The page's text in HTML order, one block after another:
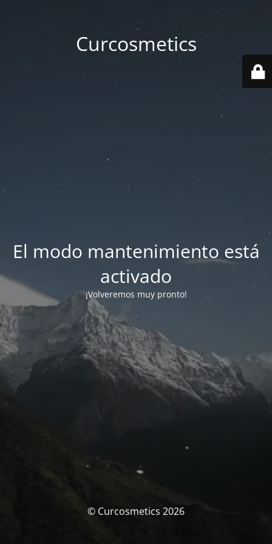
Curcosmetics
El modo mantenimiento está
activado
¡Volveremos muy pronto!
© Curcosmetics 2026